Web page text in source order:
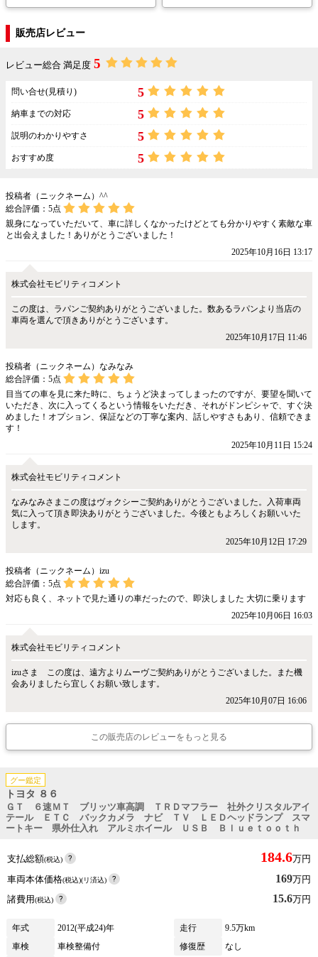
販売店レビュー
レビュー総合 満足度 5
問い合せ(見積り) 5
納車までの対応 5
説明のわかりやすさ 5
おすすめ度 5
投稿者（ニックネーム）^^
総合評価： 5点
親身になっていただいて、車に詳しくなかったけどとても分かりやすく素敵な車
と出会えました！ありがとうございました！
2025年10月16日 13:17
株式会社モビリティコメント
この度は、ラパンご契約ありがとうございました。数あるラパンより当店の
車両を選んで頂きありがとうございます。
2025年10月17日 11:46
投稿者（ニックネーム）なみなみ
総合評価： 5点
目当ての車を見に来た時に、ちょうど決まってしまったのですが、要望を聞いて
いただき、次に入ってくるという情報をいただき、それがドンピシャで、すぐ決
めました！オプション、保証などの丁寧な案内、話しやすさもあり、信頼できま
す！
2025年10月11日 15:24
株式会社モビリティコメント
なみなみさまこの度はヴォクシーご契約ありがとうございました。入荷車両
気に入って頂き即決ありがとうございました。今後ともよろしくお願いいた
します。
2025年10月12日 17:29
投稿者（ニックネーム）izu
総合評価： 5点
対応も良く、ネットで見た通りの車だったので、即決しました 大切に乗ります
2025年10月06日 16:03
株式会社モビリティコメント
izuさま この度は、遠方よりムーヴご契約ありがとうございました。また機
会ありましたら宜しくお願い致します。
2025年10月07日 16:06
この販売店のレビューをもっと見る
グー鑑定
トヨタ ８６
ＧＴ ６速ＭＴ ブリッツ車高調 ＴＲＤマフラー 社外クリスタルアイ
テール ＥＴＣ バックカメラ ナビ ＴＶ ＬＥＤヘッドランプ スマ
ートキー 県外仕入れ アルミホイール ＵＳＢ Ｂｌｕｅｔｏｏｔｈ
支払総額(税込) 184.6万円
車両本体価格(税込)(リ済込) 169万円
諸費用(税込) 15.6万円
年式 2012(平成24)年 走行
9.5万km
車検
車検整備付 修復歴
なし